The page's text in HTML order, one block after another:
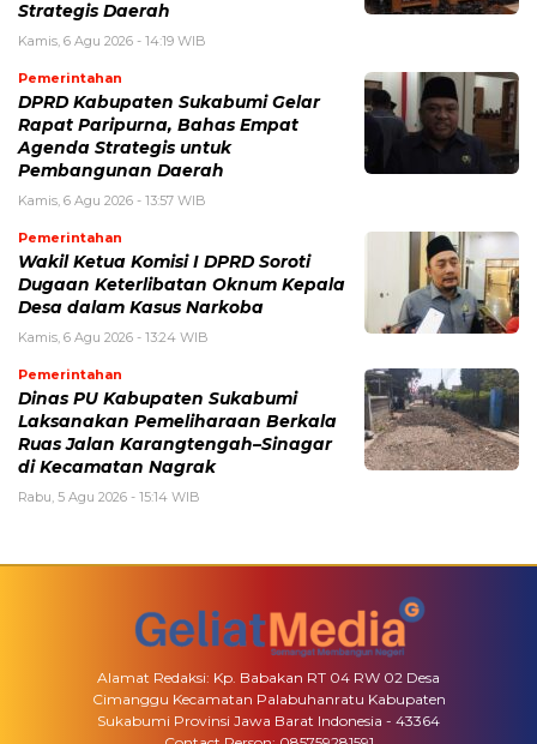
Strategis Daerah
Kamis, 6 Agu 2026 - 14:19 WIB
Pemerintahan
DPRD Kabupaten Sukabumi Gelar
Rapat Paripurna, Bahas Empat
Agenda Strategis untuk
Pembangunan Daerah
Kamis, 6 Agu 2026 - 13:57 WIB
Pemerintahan
Wakil Ketua Komisi I DPRD Soroti
Dugaan Keterlibatan Oknum Kepala
Desa dalam Kasus Narkoba
Kamis, 6 Agu 2026 - 13:24 WIB
Pemerintahan
Dinas PU Kabupaten Sukabumi
Laksanakan Pemeliharaan Berkala
Ruas Jalan Karangtengah–Sinagar
di Kecamatan Nagrak
Rabu, 5 Agu 2026 - 15:14 WIB
Alamat Redaksi: Kp. Babakan RT 04 RW 02 Desa
Cimanggu Kecamatan Palabuhanratu Kabupaten
Sukabumi Provinsi Jawa Barat Indonesia - 43364